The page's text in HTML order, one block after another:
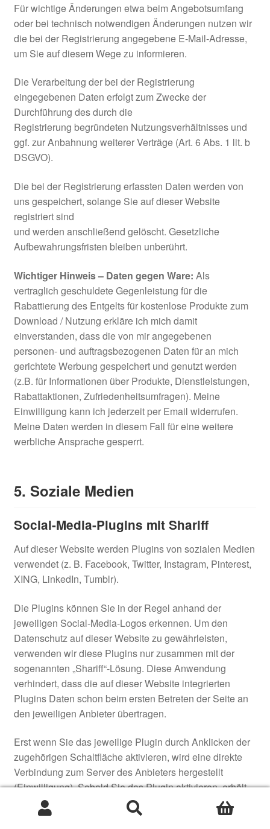
Für wichtige Änderungen etwa beim Angebotsumfang
oder bei technisch notwendigen Änderungen nutzen wir
die bei der Registrierung angegebene E-Mail-Adresse,
um Sie auf diesem Wege zu informieren.
Die Verarbeitung der bei der Registrierung
eingegebenen Daten erfolgt zum Zwecke der
Durchführung des durch die
Registrierung begründeten Nutzungsverhältnisses und
ggf. zur Anbahnung weiterer Verträge (Art. 6 Abs. 1 lit. b
DSGVO).
Die bei der Registrierung erfassten Daten werden von
uns gespeichert, solange Sie auf dieser Website
registriert sind
und werden anschließend gelöscht. Gesetzliche
Aufbewahrungsfristen bleiben unberührt.
Wichtiger Hinweis – Daten gegen Ware: Als
vertraglich geschuldete Gegenleistung für die
Rabattierung des Entgelts für kostenlose Produkte zum
Download / Nutzung erkläre ich mich damit
einverstanden, dass die von mir angegebenen
personen- und auftragsbezogenen Daten für an mich
gerichtete Werbung gespeichert und genutzt werden
(z.B. für Informationen über Produkte, Dienstleistungen,
Rabattaktionen, Zufriedenheitsumfragen). Meine
Einwilligung kann ich jederzeit per Email widerrufen.
Meine Daten werden in diesem Fall für eine weitere
werbliche Ansprache gesperrt.
5. Soziale Medien
Social-Media-Plugins mit Shariff
Auf dieser Website werden Plugins von sozialen Medien
verwendet (z. B. Facebook, Twitter, Instagram, Pinterest,
XING, LinkedIn, Tumblr).
Die Plugins können Sie in der Regel anhand der
jeweiligen Social-Media-Logos erkennen. Um den
Datenschutz auf dieser Website zu gewährleisten,
verwenden wir diese Plugins nur zusammen mit der
sogenannten „Shariff“-Lösung. Diese Anwendung
verhindert, dass die auf dieser Website integrierten
Plugins Daten schon beim ersten Betreten der Seite an
den jeweiligen Anbieter übertragen.
Erst wenn Sie das jeweilige Plugin durch Anklicken der
zugehörigen Schaltfläche aktivieren, wird eine direkte
Verbindung zum Server des Anbieters hergestellt
(Einwilligung). Sobald Sie das Plugin aktivieren, erhält
der jeweilige Anbieter die Information, dass Sie mit Ihrer
IP-Adresse dieser Website besucht haben. Wenn Sie
Suchen